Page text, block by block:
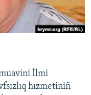
İlmi
hızmetiniñ